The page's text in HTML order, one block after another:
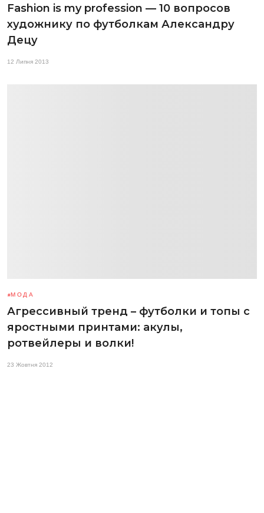
Fashion is my profession — 10 вопросов
художнику по футболкам Александру
Децу
12 Липня 2013
МОДА
Агрессивный тренд – футболки и топы с
яростными принтами: акулы,
ротвейлеры и волки!
23 Жовтня 2012